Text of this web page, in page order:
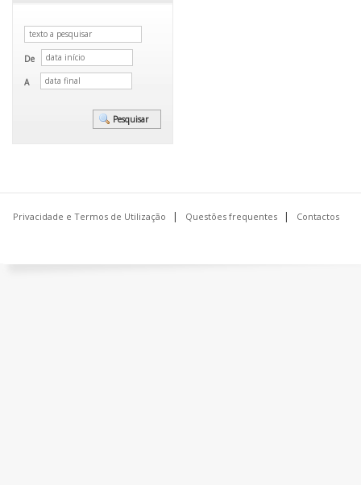
De
A
Privacidade e Termos de Utilização Questões frequentes Contactos